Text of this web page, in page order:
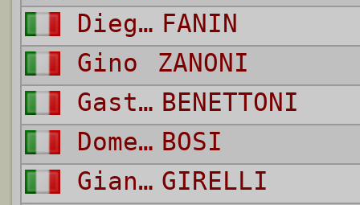
Diego FANIN
Gino
ZANONI
Gastone BENETTONI
Domenico BOSI
Gian Luigi GIRELLI